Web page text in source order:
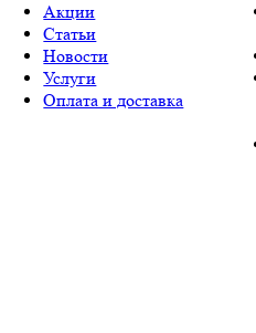
Акции
Статьи
Новости
Услуги
Оплата и доставка